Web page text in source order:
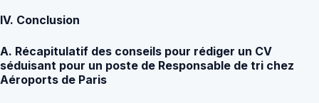
IV. Conclusion
A. Récapitulatif des conseils pour rédiger un CV
séduisant pour un poste de Responsable de tri chez
Aéroports de Paris